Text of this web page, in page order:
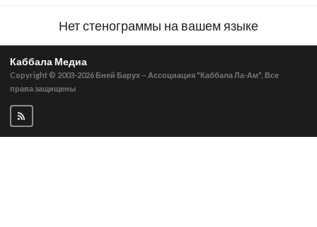
Нет стенограммы на вашем языке
Каббала Медиа
Copyright © 2003-2026 Бней Барух – Ассоциация "Каббала Ла-Ам", Все
права защищены